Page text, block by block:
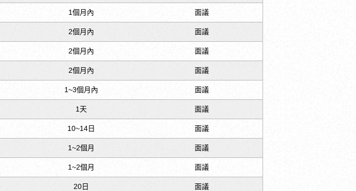
1個月內 面議
2個月內 面議
2個月內 面議
2個月內 面議
1~3個月內 面議
1天 面議
10~14日 面議
1~2個月 面議
1~2個月 面議
20日 面議